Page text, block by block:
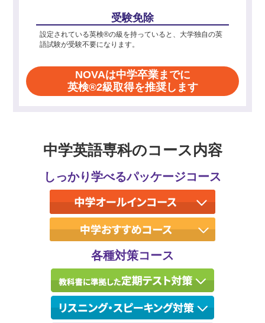
受験免除
設定されている英検®の級を持っていると、大学独自の英
語試験が受験不要になります。
NOVAは中学卒業までに
英検®2級取得を推奨します
中学英語専科のコース内容
しっかり学べるパッケージコース
各種対策コース